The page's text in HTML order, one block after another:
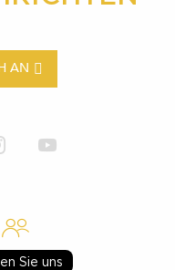
AN
Sie uns